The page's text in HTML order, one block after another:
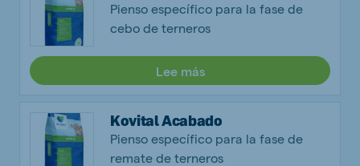
Pienso específico para la fase de
cebo de terneros
Lee más
Kovital Acabado
Pienso específico para la fase de
remate de terneros